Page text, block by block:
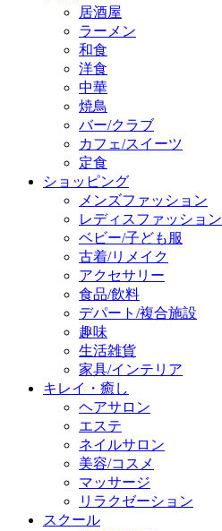
居酒屋
ラーメン
和食
洋食
中華
焼鳥
バー/クラブ
カフェ/スイーツ
定食
ショッピング
メンズファッション
レディスファッション
ベビー/子ども服
古着/リメイク
アクセサリー
食品/飲料
デパート/複合施設
趣味
生活雑貨
家具/インテリア
キレイ・癒し
ヘアサロン
エステ
ネイルサロン
美容/コスメ
マッサージ
リラクゼーション
スクール